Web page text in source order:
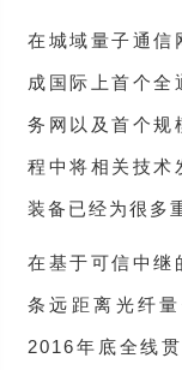
在城域量子通信
成国际上首个全
务网以及首个规
程中将相关技术
装备已经为很多
在基于可信中继
条远距离光纤
2016年底全线